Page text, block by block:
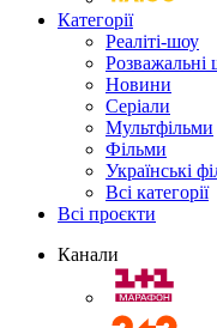
Категорії
Реаліті-шоу
Розважальні
Новини
Серіали
Мультфільми
Фільми
Українські
Всі категорії
Всі проєкти
Канали